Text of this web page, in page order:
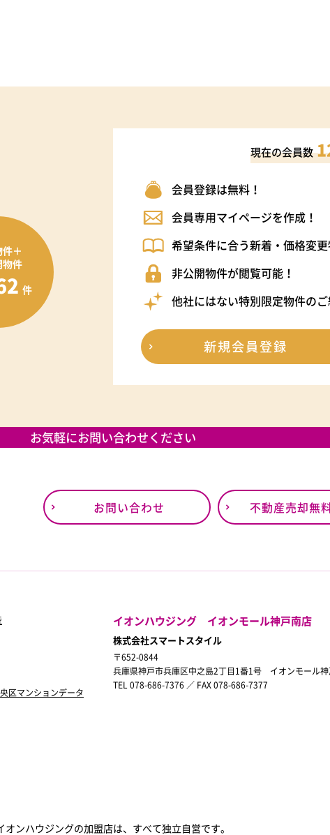
＋
物件
件
現在の会員数
会員登録は無料！
会員専用マイページを作成！
希望条件に合う新着・価格変
非公開物件が閲覧可能！
他社にはない特別限定物件の
新規会員登録
お気軽にお問い合わせください
お問い合わせ 不動産売却無
区マンションデータ
イオンハウジング イオンモール神戸南店
株式会社スマートスタイル
〒652-0844
兵庫県神戸市兵庫区中之島2丁目1番1号 イオンモール
TEL 078-686-7376 ／ FAX 078-686-7377
オンハウジングの加盟店は、すべて独立自営です。